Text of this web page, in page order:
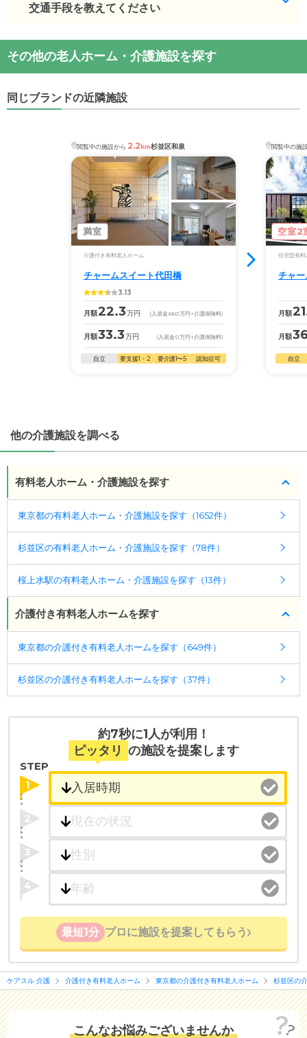
とおりです。
・月額費用が22.5〜43.5万円
・要介護度：要支援1、要支援2、要介護1、要介護
ケアスル 介護では詳細な料金プラン をご確認頂けま
す。詳しくはこちら。
◎ケアスル 介護の3つの特徴
・経験豊富な入居相談員が完全無料で施設探しをサ
受付時間：10：00～19：00
・全国10000件の介護施設情報を掲載
幅広い選択肢の中から、条件にあった施設を選ぶ
ことができます。
交通手段を教えてください
チャームスイート桜上水の交通アクセス
・住所：東京都杉並区下高井戸3-28-23
・最寄り駅：
チャームスイート桜上水
に進み、二股左手の道沿いに約285m直進します。
二股右手の道を進み、下り坂をくだり向陽橋を渡り
約165m直進します。 二股右手の道を進むと、正面
に「チャームスイート桜上水」の入り口がございま
す。京王線桜上水駅から徒歩10分桜上水駅北口を出
てすぐ右に曲がって進み、正面にドトールコーヒー
が見えたら左に曲がり直進します。 途中甲州街道を
渡り約610m進みます。 二股右手の道を約90m進む
と、左手に「チャームスイート桜上水」がございま
その他の老人ホーム・介護施設を探す
同じブランドの近隣施設
閲覧中の施設から 2.2km杉並区和泉
満室
介護付き有料老人ホーム
チャームスイート代田橋
3.13
月額22.3万円 (入居金660万円 +介護保険料)
月額33.3万円 (入居金0万円 +介護保険料)
自立 要支援1・2 要介護1〜5 認知症可
閲覧中の施
空室2
住宅型有料
チャ
月額
月額
自立
他の介護施設を調べる
有料老人ホーム・介護施設を探す
東京都の有料老人ホーム・介護施設を探す（1652件）
杉並区の有料老人ホーム・介護施設を探す（78件）
桜上水駅の有料老人ホーム・介護施設を探す（13件）
介護付き有料老人ホームを探す
東京都の介護付き有料老人ホームを探す（649件）
杉並区の介護付き有料老人ホームを探す（37件）
約7秒に1人が利用！
ピッタリ の施設を提案します
STEP
1
2
3
4
最短1分 プロに施設を提案してもらう
ケアスル 介護 介護付き有料老人ホーム 東京都の介護付き有料老人ホーム 杉並区の
こんなお悩みございませんか